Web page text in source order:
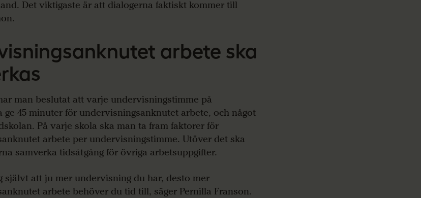
Det viktigaste är att dialogerna faktiskt kommer till
arbete ska
man beslutat att varje undervisningstimme på
ge 45 minuter för undervisningsanknutet arbete, och något
På varje skola ska man ta fram faktorer för
arbete per undervisningstimme. Utöver det ska
samverka tidsåtgång för övriga arbetsuppgifter.
självt att ju mer undervisning du har, desto mer
arbete behöver du tid till, säger Pernilla Franson.